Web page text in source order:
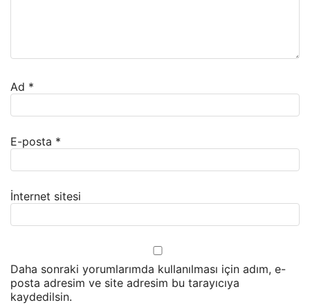
Ad *
E-posta *
İnternet sitesi
Daha sonraki yorumlarımda kullanılması için adım, e-
posta adresim ve site adresim bu tarayıcıya
kaydedilsin.